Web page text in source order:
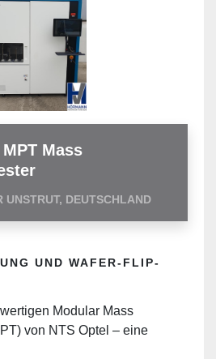
Mass
UNSTRUT, DEUTSCHLAND
UND WAFER-FLIP-
Modular Mass
von NTS Optel – eine